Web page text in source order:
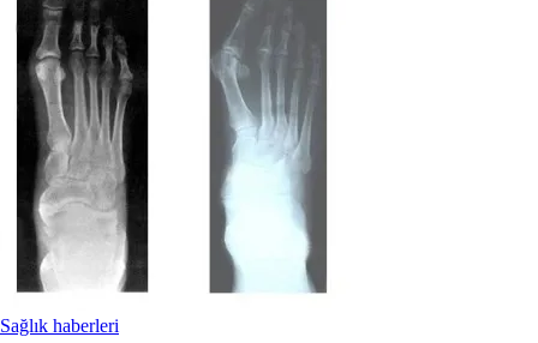
Sağlık haberleri